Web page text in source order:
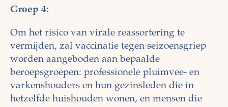
Groep 4:
Om het risico van virale reassortering te
vermijden, zal vaccinatie tegen seizoensgriep
worden aangeboden aan bepaalde
beroepsgroepen: professionele pluimvee- en
varkenshouders en hun gezinsleden die in
hetzelfde huishouden wonen, en mensen die